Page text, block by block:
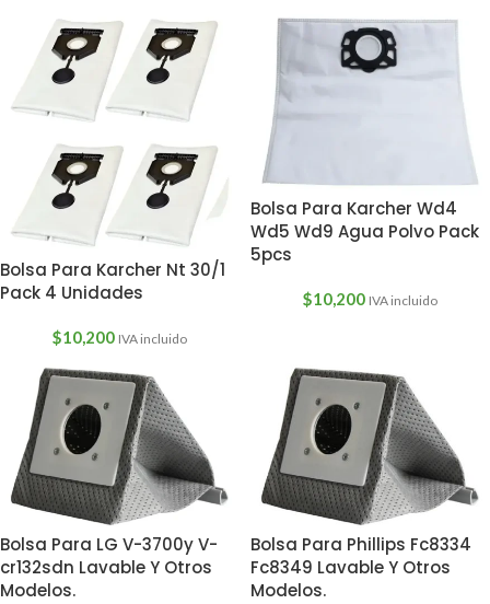
Bolsa Para Karcher Nt 30/1
Pack 4 Unidades
$10,200 IVA incluido
Bolsa Para Karcher Wd4
Wd5 Wd9 Agua Polvo Pack
5pcs
$10,200 IVA incluido
Bolsa Para LG V-3700y V-
cr132sdn Lavable Y Otros
Modelos.
Bolsa Para Phillips Fc8334
Fc8349 Lavable Y Otros
Modelos.